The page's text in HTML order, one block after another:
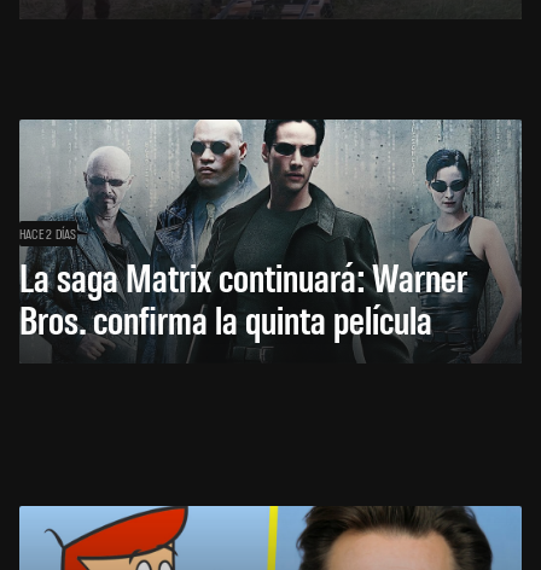
HACE 2 DÍAS
La saga Matrix continuará: Warner
Bros. confirma la quinta película